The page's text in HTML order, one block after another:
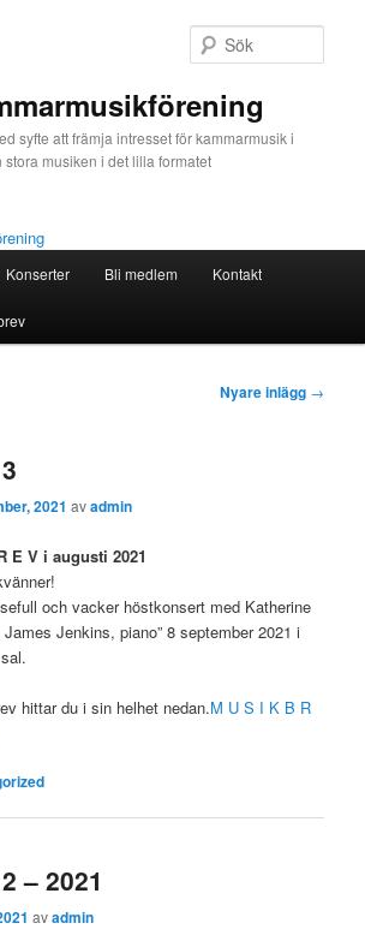
syfte att främja intresset för kammarmusik i
musiken i det lilla formatet
Konserter Bli medlem Kontakt
Nyare inlägg →
2021 avadmin
E V i augusti 2021
och vacker höstkonsert med Katherine
Jenkins, piano” 8 september 2021 i
hittar du i sin helhet nedan.M U S I K B R
– 2021
avadmin